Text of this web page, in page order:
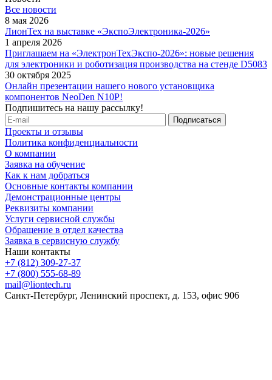
Все новости
8 мая 2026
ЛионТех на выставке «ЭкспоЭлектроника-2026»
1 апреля 2026
Приглашаем на «ЭлектронТехЭкспо-2026»: новые решения
для электроники и роботизация производства на стенде D5083
30 октября 2025
Онлайн презентации нашего нового установщика
компонентов NeoDen N10P!
Подпишитесь на нашу рассылку!
Проекты и отзывы
Политика конфиденциальности
О компании
Заявка на обучение
Как к нам добраться
Основные контакты компании
Демонстрационные центры
Реквизиты компании
Услуги сервисной службы
Обращение в отдел качества
Заявка в сервисную службу
Наши контакты
+7 (812) 309-27-37
+7 (800) 555-68-89
mail@liontech.ru
Санкт-Петербург, Ленинский проспект, д. 153, офис 906